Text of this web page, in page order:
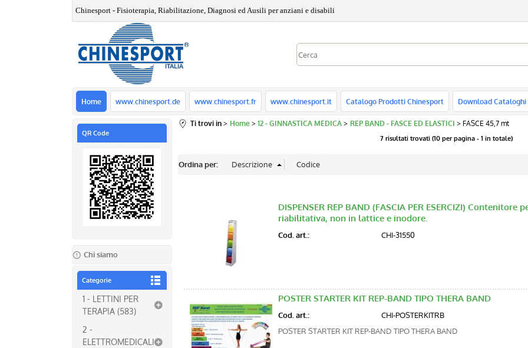
Chinesport - Fisioterapia, Riabilitazione, Diagnosi ed Ausili per anziani e disabili
Home www.chinesport.de www.chinesport.fr www.chinesport.it Catalogo Prodotti Chinesport Download Cataloghi
QR Code
Chi siamo
Categorie
1 - LETTINI PER
TERAPIA (583)
2 -
ELETTROMEDICALI
Ti trovi in Home 12 - GINNASTICA MEDICA REP BAND - FASCE ED ELASTICI FASCE 45,7 mt
7 risultati trovati (10 per pagina - 1 in totale)
Ordina per:
DISPENSER REP BAND (FASCIA PER ESERCIZI)
riabilitativa, non in lattice e inodore.
Cod. art.: CHI-31550
POSTER STARTER KIT REP-BAND TIPO THERA BAND
Cod. art.:
CHI-POSTERKITRB
POSTER STARTER KIT REP-BAND TIPO THERA BAND